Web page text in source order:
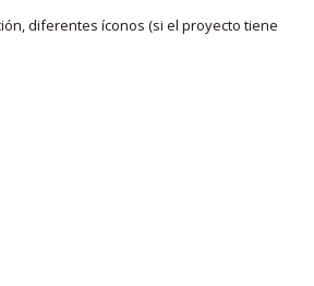
diferentes íconos (si el proyecto tiene